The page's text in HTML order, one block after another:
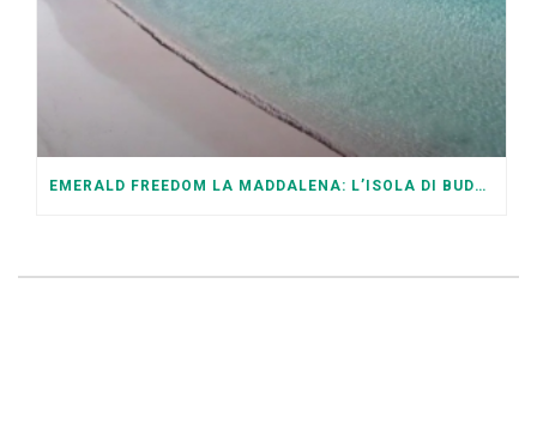
EMERALD FREEDOM LA MADDALENA: L’ISOLA DI BUDELLI